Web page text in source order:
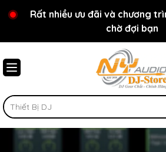
Chào mừng bạn đến với cửa
Store
Rất nhiều ưu đãi và chương
chờ đợi bạn